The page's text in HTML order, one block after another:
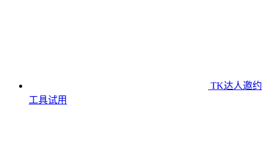
TK达人邀约
工具试用